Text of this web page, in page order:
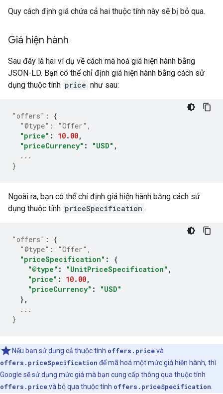
Quy cách định giá chứa cả hai thuộc tính này sẽ bị bỏ qua.
Giá hiện hành
Sau đây là hai ví dụ về cách mã hoá giá hiện hành bằng
JSON-LD. Bạn có thể chỉ định giá hiện hành bằng cách sử
dụng thuộc tính price như sau:
"offers" :
{
"@type" : "Offer" ,
"price" : 10.00,
"priceCurrency" : "USD" ,
...
}
Ngoài ra, bạn có thể chỉ định giá hiện hành bằng cách sử
dụng thuộc tính priceSpecification .
"offers" :
{
"@type" : "Offer" ,
"priceSpecification" :
{
"@type" : "UnitPriceSpecification" ,
"price" : 10.00,
"priceCurrency" :
"USD"
},
...
}
Nếu bạn sử dụng cả thuộc tính offers.pricevà
offers.priceSpecification để mã hoá một mức giá hiện hành, thì
Google sẽ sử dụng mức giá mà bạn cung cấp thông qua thuộc tính
offers.pricevà bỏ qua thuộc tính offers.priceSpecification